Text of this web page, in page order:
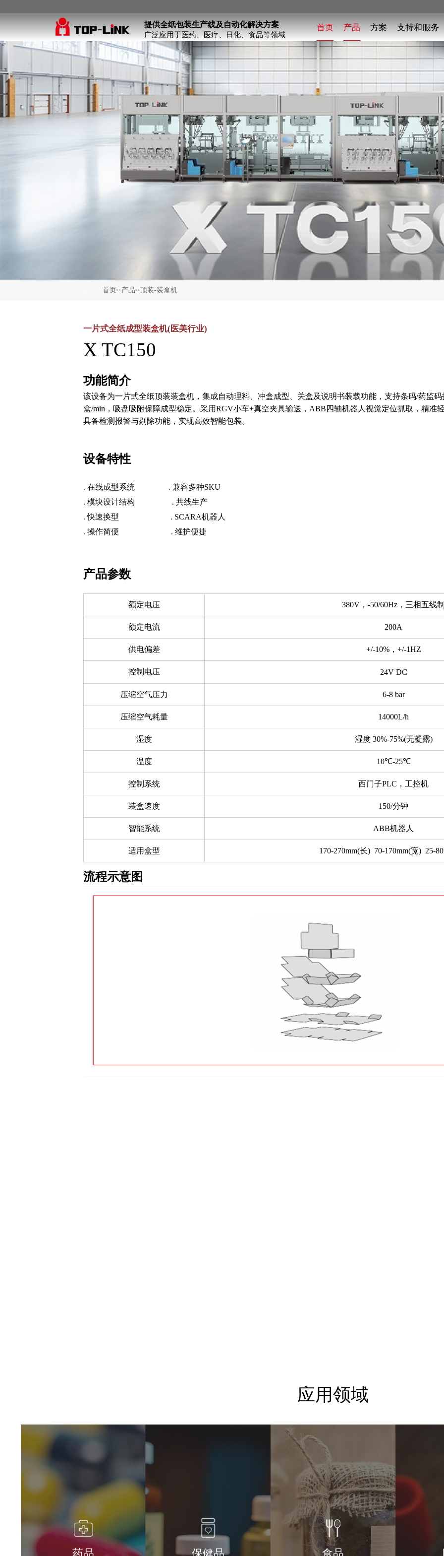
提供全纸包装生产线及自动化解决方案
广泛应用于医药、医疗、日化、食品等领域
首页 产品
顶装-装盒机
组装/装配机
上托下盖/裹包机
码垛一体机
方案
整线集成
高速组装
多种理料
支持和服务
首页>> 产品>>顶装-装盒机
一片式全纸成型装盒机(医美行业)
X TC150
功能简介
该设备为一片式全纸顶装装盒机，集成自动理料、冲盒成型、关盒及说明书装载功能，支持条码/药监
盒/min，吸盘吸附保障成型稳定。采用RGV小车+真空夹具输送，ABB四轴机器人视觉定位抓取，精准
具备检测报警与剔除功能，实现高效智能包装。
设备特性
. 在线成型系统 . 兼容多种SKU
. 模块设计结构
. 共线生产
. 快速换型
. SCARA机器人
. 操作简便
. 维护便捷
产品参数
额定电压 380V，-50/60Hz，三相五线
额定电流 200A
供电偏差 +/-10%，+/-1HZ
控制电压 24V DC
压缩空气压力 6-8 bar
压缩空气耗量 14000L/h
湿度 湿度 30%-75%(无凝露)
温度 10℃-25℃
控制系统 西门子PLC，工控机
装盒速度 150/分钟
智能系统 ABB机器人
适用盒型 170-270mm(长) 70-170mm(宽) 25-
流程示意图
应用领域
药品 保健品 食品